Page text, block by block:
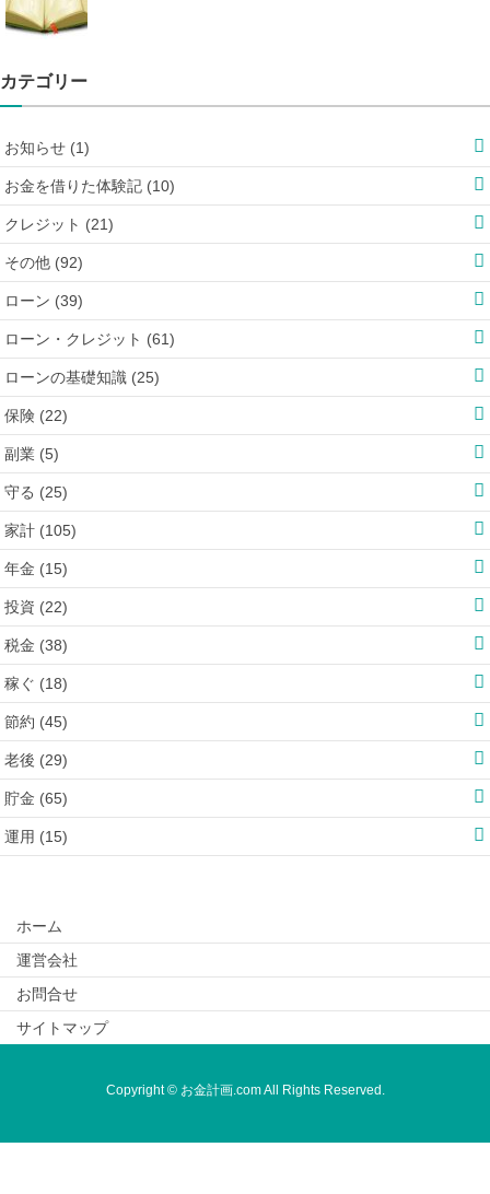
カテゴリー
お知らせ (1)
お金を借りた体験記 (10)
クレジット (21)
その他 (92)
ローン (39)
ローン・クレジット (61)
ローンの基礎知識 (25)
保険 (22)
副業 (5)
守る (25)
家計 (105)
年金 (15)
投資 (22)
税金 (38)
稼ぐ (18)
節約 (45)
老後 (29)
貯金 (65)
運用 (15)
ホーム
運営会社
お問合せ
サイトマップ
Copyright © お金計画.com All Rights Reserved.